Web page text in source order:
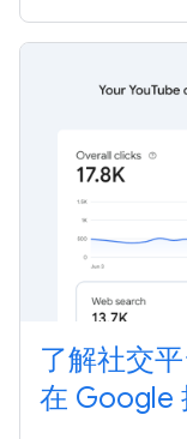
了解社交
在 Google